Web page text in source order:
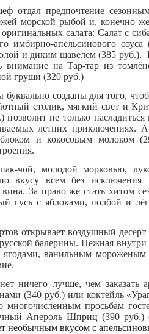
отдал предпочтение
морской рыбой и, конечно
салата: Салат с
имбирно-апельсинового
и диким щавелем (385
внимание на Тар-тар из
груши (320 руб.)
созданы для того,
столик, мягкий свет и
не только
летних приключениях.
и кокосовым молоком
чой, молодой морковью,
вкусу всем без исключения
За право же стать хитом
гусь с яблоками, полбой и
открывает воздушный
балерины. Нежная
ягодами, ванильным
ничего лучше, чем заказать
(340 руб.) или коктейль
просьбам
Апероль Шприц (390 руб.)
необычным вкусом с